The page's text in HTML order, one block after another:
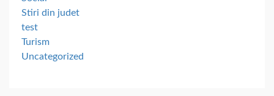
Stiri din judet
test
Turism
Uncategorized